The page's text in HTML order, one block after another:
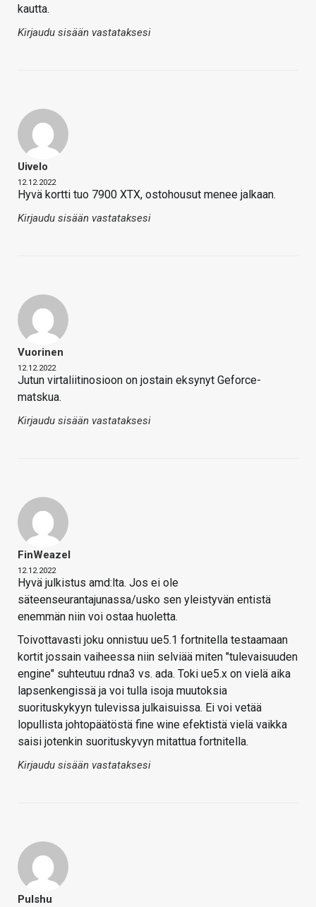
kautta.
Kirjaudu sisään vastataksesi
Uivelo
12.12.2022
Hyvä kortti tuo 7900 XTX, ostohousut menee jalkaan.
Kirjaudu sisään vastataksesi
Vuorinen
12.12.2022
Jutun virtaliitinosioon on jostain eksynyt Geforce-
matskua.
Kirjaudu sisään vastataksesi
FinWeazel
12.12.2022
Hyvä julkistus amd:lta. Jos ei ole
säteenseurantajunassa/usko sen yleistyvän entistä
enemmän niin voi ostaa huoletta.
Toivottavasti joku onnistuu ue5.1 fortnitella testaamaan
kortit jossain vaiheessa niin selviää miten "tulevaisuuden
engine" suhteutuu rdna3 vs. ada. Toki ue5.x on vielä aika
lapsenkengissä ja voi tulla isoja muutoksia
suorituskykyyn tulevissa julkaisuissa. Ei voi vetää
lopullista johtopäätöstä fine wine efektistä vielä vaikka
saisi jotenkin suorituskyvyn mitattua fortnitella.
Kirjaudu sisään vastataksesi
Pulshu